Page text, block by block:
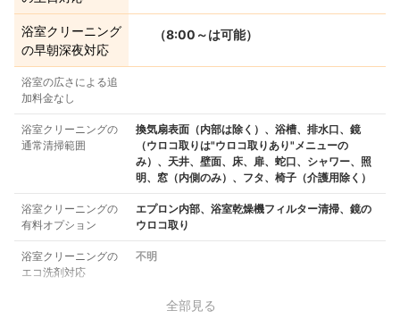
浴室クリーニング
の早朝深夜対応
（8:00～は可能）
浴室の広さによる追
加料金なし
浴室クリーニングの
通常清掃範囲
換気扇表面（内部は除く）、浴槽、排水口、鏡
（ウロコ取りは"ウロコ取りあり"メニューの
み）、天井、壁面、床、扉、蛇口、シャワー、照
明、窓（内側のみ）、フタ、椅子（介護用除く）
浴室クリーニングの
有料オプション
エプロン内部、浴室乾燥機フィルター清掃、鏡の
ウロコ取り
浴室クリーニングの
エコ洗剤対応
不明
全部見る